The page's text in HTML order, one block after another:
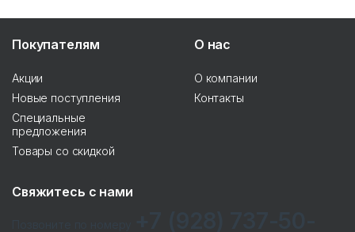
Покупателям
Акции
Новые поступления
Специальные
предложения
Товары со скидкой
О нас
О компании
Контакты
Свяжитесь с нами